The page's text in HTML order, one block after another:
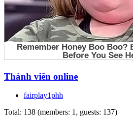
Thành viên online
fairplay1phh
Total: 138 (members: 1, guests: 137)